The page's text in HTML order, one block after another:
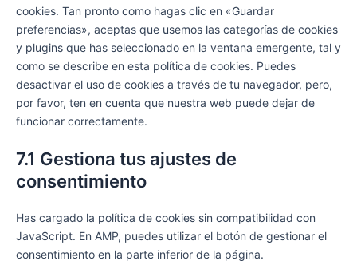
cookies. Tan pronto como hagas clic en «Guardar
preferencias», aceptas que usemos las categorías de cookies
y plugins que has seleccionado en la ventana emergente, tal y
como se describe en esta política de cookies. Puedes
desactivar el uso de cookies a través de tu navegador, pero,
por favor, ten en cuenta que nuestra web puede dejar de
funcionar correctamente.
7.1 Gestiona tus ajustes de
consentimiento
Has cargado la política de cookies sin compatibilidad con
JavaScript. En AMP, puedes utilizar el botón de gestionar el
consentimiento en la parte inferior de la página.